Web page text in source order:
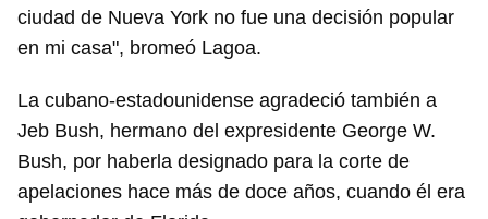
ciudad de Nueva York no fue una decisión popular
en mi casa", bromeó Lagoa.
La cubano-estadounidense agradeció también a
Jeb Bush, hermano del expresidente George W.
Bush, por haberla designado para la corte de
apelaciones hace más de doce años, cuando él era